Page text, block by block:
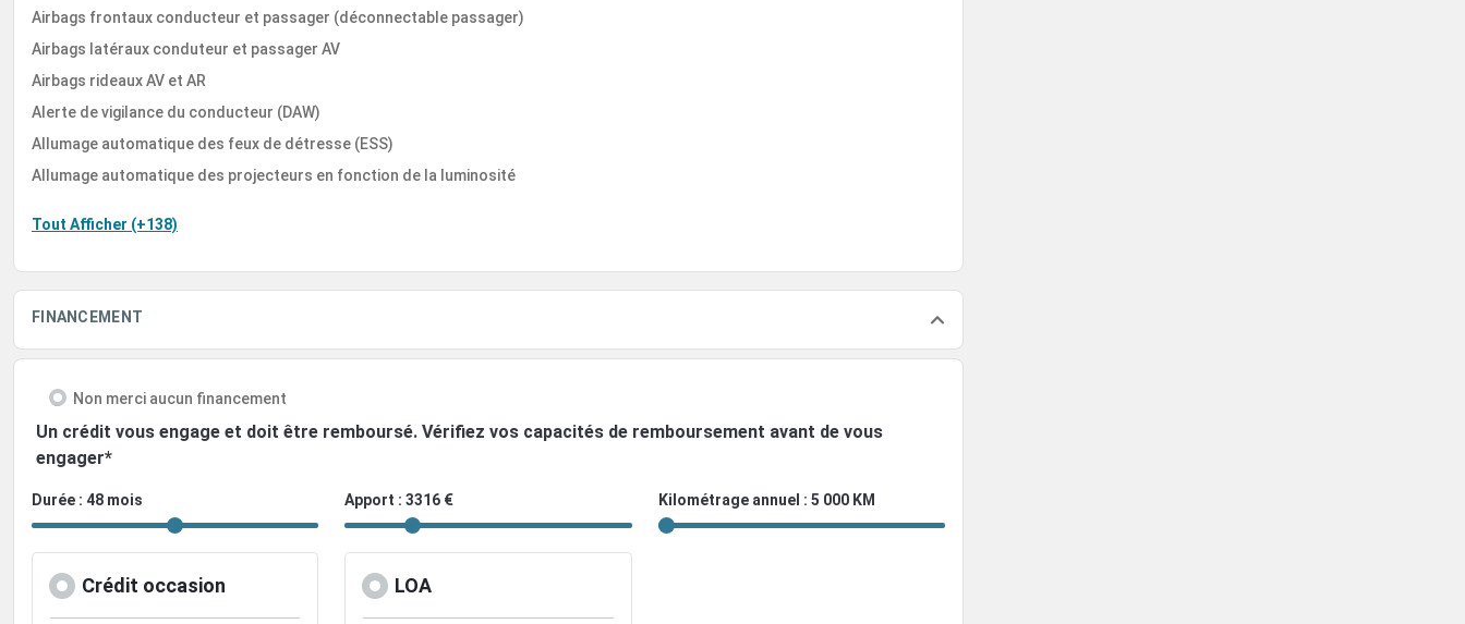
Airbags frontaux conducteur et passager (déconnectable passager)
Airbags latéraux conduteur et passager AV
Airbags rideaux AV et AR
Alerte de vigilance du conducteur (DAW)
Allumage automatique des feux de détresse (ESS)
Allumage automatique des projecteurs en fonction de la luminosité
Tout Afficher (+138)
FINANCEMENT
Non merci aucun financement
Un crédit vous engage et doit être remboursé. Vérifiez vos capacités de remboursement avant de vous
engager*
Durée : 48 mois Apport : 3316 € Kilométrage annuel : 5 000 KM
Crédit occasion LOA